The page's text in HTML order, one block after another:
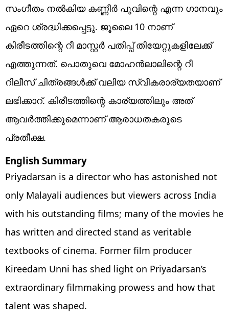
സംഗീതം നല്‍കിയ കണ്ണീര്‍ പൂവിന്റെ എന്ന ഗാനവും
ഏറെ ശ്രദ്ധിക്കപ്പെട്ടു. ജൂലൈ 10 നാണ്
കിരീടത്തിന്റെ റീ മാസ്റ്റര്‍ പതിപ്പ് തിയേറ്റുകളിലേക്ക്
എത്തുന്നത്. പൊതുവെ മോഹന്‍ലാലിന്റെ റീ
റിലീസ് ചിത്രങ്ങള്‍ക്ക് വലിയ സ്വീകരാര്യതയാണ്
ലഭിക്കാറ്. കിരീടത്തിന്റെ കാര്യത്തിലും അത്
ആവര്‍ത്തിക്കുമെന്നാണ് ആരാധതകരുടെ
പ്രതീക്ഷ.
English Summary
Priyadarsan is a director who has astonished not
only Malayali audiences but viewers across India
with his outstanding films; many of the movies he
has written and directed stand as veritable
textbooks of cinema. Former film producer
Kireedam Unni has shed light on Priyadarsan’s
extraordinary filmmaking prowess and how that
talent was shaped.